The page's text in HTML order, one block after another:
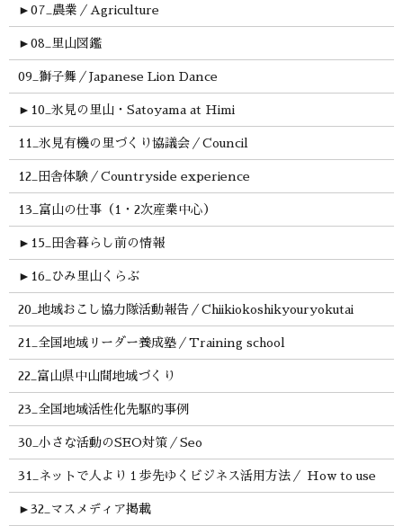
► 07_農業／Agriculture
► 08_里山図鑑
09_獅子舞／Japanese Lion Dance
► 10_氷見の里山・Satoyama at Himi
11_氷見有機の里づくり協議会／Council
12_田舎体験／Countryside experience
13_富山の仕事（1・2次産業中心）
► 15_田舎暮らし前の情報
► 16_ひみ里山くらぶ
20_地域おこし協力隊活動報告／Chiikiokoshikyouryokutai
21_全国地域リーダー養成塾／Training school
22_富山県中山間地域づくり
23_全国地域活性化先駆的事例
30_小さな活動のSEO対策／Seo
31_ネットで人より１歩先ゆくビジネス活用方法／ How to use
► 32_マスメディア掲載